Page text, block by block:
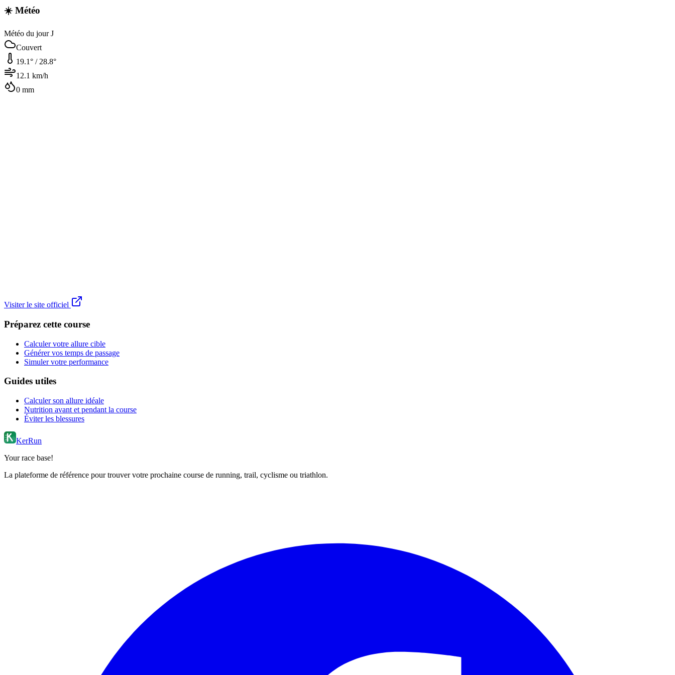
☀️ Météo
Météo du jour J
Couvert
19.1° / 28.8°
12.1 km/h
0 mm
Visiter le site officiel
Préparez cette course
Calculer votre allure cible
Générer vos temps de passage
Simuler votre performance
Guides utiles
Calculer son allure idéale
Nutrition avant et pendant la course
Éviter les blessures
KerRun
Your race base!
La plateforme de référence pour trouver votre prochaine course de running, trail, cyclisme ou triathlon.